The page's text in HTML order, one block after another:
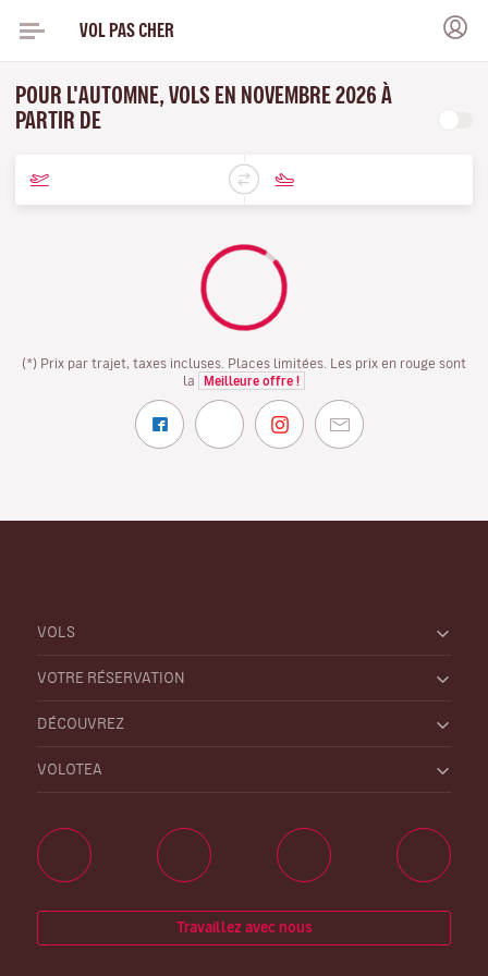
VOL PAS CHER
POUR L'AUTOMNE, VOLS EN NOVEMBRE 2026 À
PARTIR DE
(*) Prix par trajet, taxes incluses. Places limitées. Les prix en rouge sont
la
Meilleure offre !
VOLS
VOTRE RÉSERVATION
DÉCOUVREZ
VOLOTEA
Travaillez avec nous